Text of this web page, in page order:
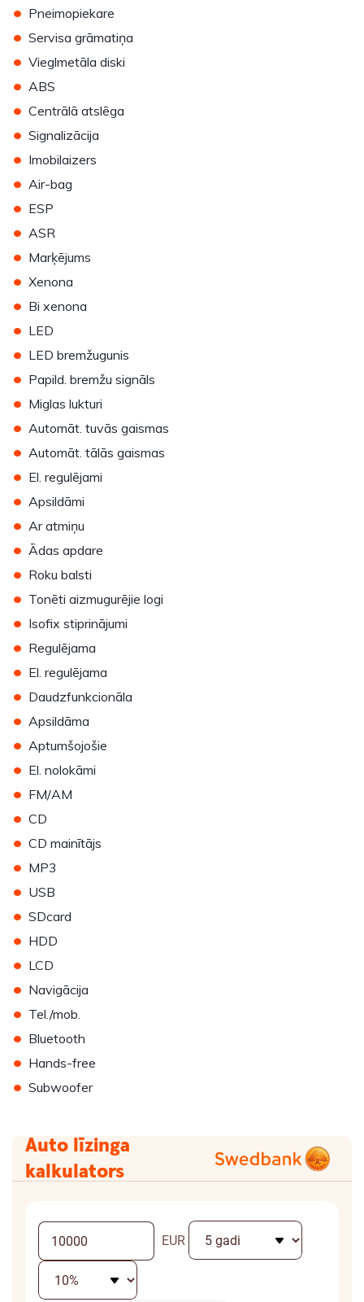
• Pneimopiekare
• Servisa grāmatiņa
• Vieglmetāla diski
• ABS
• Centrālā atslēga
• Signalizācija
• Imobilaizers
• Air-bag
• ESP
• ASR
• Marķējums
• Xenona
• Bi xenona
• LED
• LED bremžugunis
• Papild. bremžu signāls
• Miglas lukturi
• Automāt. tuvās gaismas
• Automāt. tālās gaismas
• El. regulējami
• Apsildāmi
• Ar atmiņu
• Ādas apdare
• Roku balsti
• Tonēti aizmugurējie logi
• Isofix stiprinājumi
• Regulējama
• El. regulējama
• Daudzfunkcionāla
• Apsildāma
• Aptumšojošie
• El. nolokāmi
• FM/AM
• CD
• CD mainītājs
• MP3
• USB
• SDcard
• HDD
• LCD
• Navigācija
• Tel./mob.
• Bluetooth
• Hands-free
• Subwoofer